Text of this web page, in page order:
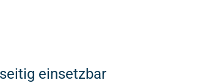
einsetzbar